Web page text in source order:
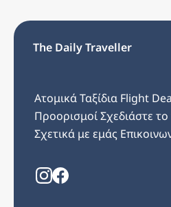
The Daily Traveller
Ατομικά Ταξίδια Flight
ΠροορισμοίΣχεδιάστε το
Σχετικά με εμάς